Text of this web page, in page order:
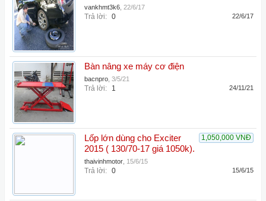
vankhmt3k6 22/6/17
Trả lời: 0 22/6/17
Bàn nâng xe máy cơ điện
bacnpro 3/5/21
Trả lời: 1 24/11/21
1,050,000 VNĐ
Lốp lớn dùng cho Exciter
2015 ( 130/70-17 giá 1050k).
thaivinhmotor 15/6/15
Trả lời: 0 15/6/15